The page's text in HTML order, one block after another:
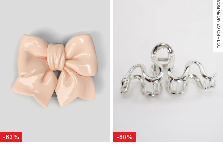
-83% -80%
только самовывоз